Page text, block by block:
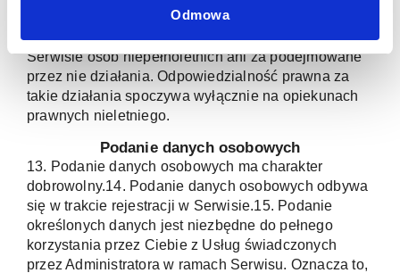
Odmowa
Administrator Serwisu nie ponosi żadnej
odpowiedzialności za ewentualną rejestrację w
Serwisie osób niepełnoletnich ani za podejmowane
przez nie działania. Odpowiedzialność prawna za
takie działania spoczywa wyłącznie na opiekunach
prawnych nieletniego.
Podanie danych osobowych
13. Podanie danych osobowych ma charakter
dobrowolny.14. Podanie danych osobowych odbywa
się w trakcie rejestracji w Serwisie.15. Podanie
określonych danych jest niezbędne do pełnego
korzystania przez Ciebie z Usług świadczonych
przez Administratora w ramach Serwisu. Oznacza to,